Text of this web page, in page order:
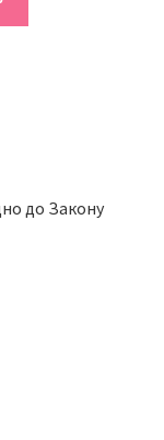
до Закону